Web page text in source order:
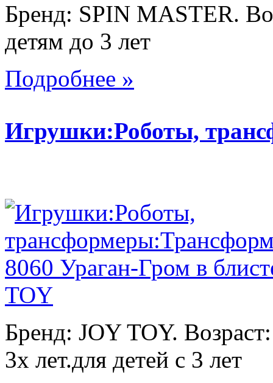
Бренд: SPIN MASTER.
детям до 3 лет
Подробнее »
Игрушки:Роботы,
Бренд: JOY TOY.
3х лет.для детей с 3 лет